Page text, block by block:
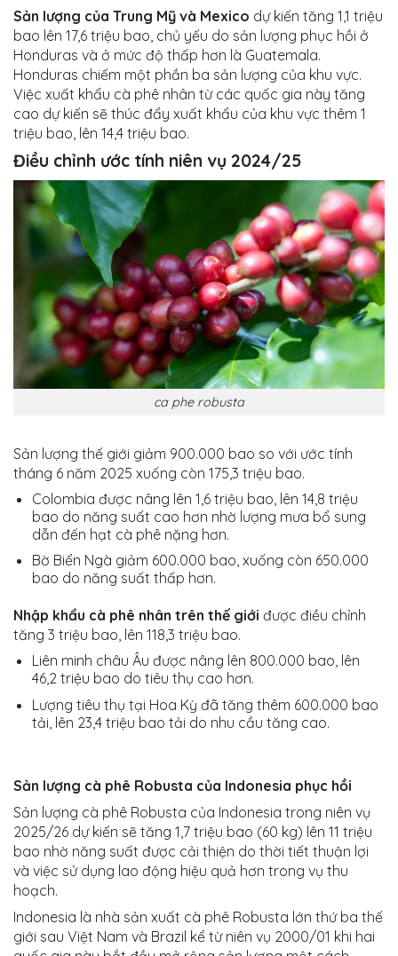
Sản lượng của Trung Mỹ và Mexico dự kiến ​​tăng 1,1 triệu
bao lên 17,6 triệu bao, chủ yếu do sản lượng phục hồi ở
Honduras và ở mức độ thấp hơn là Guatemala.
Honduras chiếm một phần ba sản lượng của khu vực.
Việc xuất khẩu cà phê nhân từ các quốc gia này tăng
cao dự kiến ​​sẽ thúc đẩy xuất khẩu của khu vực thêm 1
triệu bao, lên 14,4 triệu bao.
Điều chỉnh ước tính niên vụ 2024/25
ca phe robusta
Sản lượng thế giới giảm 900.000 bao so với ước tính
tháng 6 năm 2025 xuống còn 175,3 triệu bao.
Colombia được nâng lên 1,6 triệu bao, lên 14,8 triệu
bao do năng suất cao hơn nhờ lượng mưa bổ sung
dẫn đến hạt cà phê nặng hơn.
Bờ Biển Ngà giảm 600.000 bao, xuống còn 650.000
bao do năng suất thấp hơn.
Nhập khẩu cà phê nhân trên thế giới được điều chỉnh
tăng 3 triệu bao, lên 118,3 triệu bao.
Liên minh châu Âu được nâng lên 800.000 bao, lên
46,2 triệu bao do tiêu thụ cao hơn.
Lượng tiêu thụ tại Hoa Kỳ đã tăng thêm 600.000 bao
tải, lên 23,4 triệu bao tải do nhu cầu tăng cao.
Sản lượng cà phê Robusta của Indonesia phục hồi
Sản lượng cà phê Robusta của Indonesia trong niên vụ
2025/26 dự kiến ​​sẽ tăng 1,7 triệu bao (60 kg) lên 11 triệu
bao nhờ năng suất được cải thiện do thời tiết thuận lợi
và việc sử dụng lao động hiệu quả hơn trong vụ thu
hoạch.
Indonesia là nhà sản xuất cà phê Robusta lớn thứ ba thế
giới sau Việt Nam và Brazil kể từ niên vụ 2000/01 khi hai